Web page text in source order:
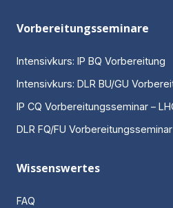
Vorbereitungsseminare
Intensivkurs: IP BQ Vorbereitung
Intensivkurs: DLR BU/GU
IP CQ Vorbereitungsseminar –
DLR FQ/FU Vorbereitungsseminar
Wissenswertes
FAQ